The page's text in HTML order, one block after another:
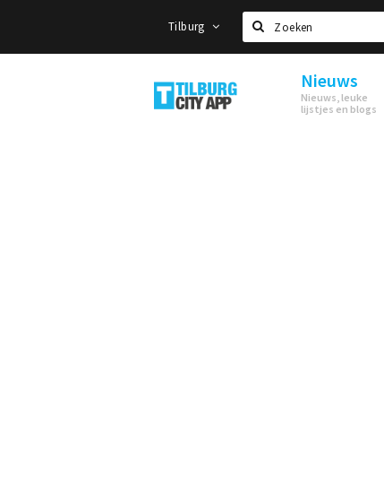
Tilburg
Zoeken
Tilburg Nieuws
Nieuws, leuke
lijstjes en blogs